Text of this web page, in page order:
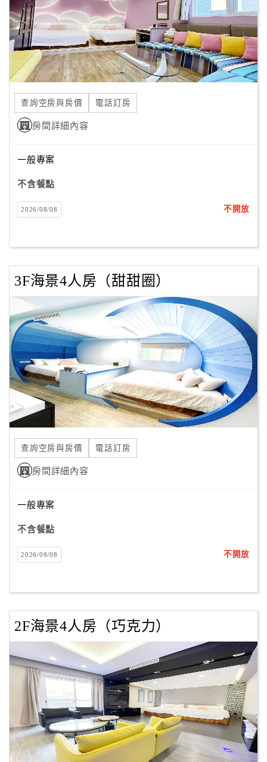
滿
意
度
訂
單
管
理
員
戶
客
服
聯
Line
線
上
客
服
紅
利
查
訂
房
Q&A
卡
房
款
收
據
查詢空房與房價 電話訂房
房間詳細內容
一般專案
不含餐點
2026/08/08 不開放
3F海景4人房（甜甜圈）
查詢空房與房價 電話訂房
房間詳細內容
一般專案
不含餐點
2026/08/08 不開放
2F海景4人房（巧克力）